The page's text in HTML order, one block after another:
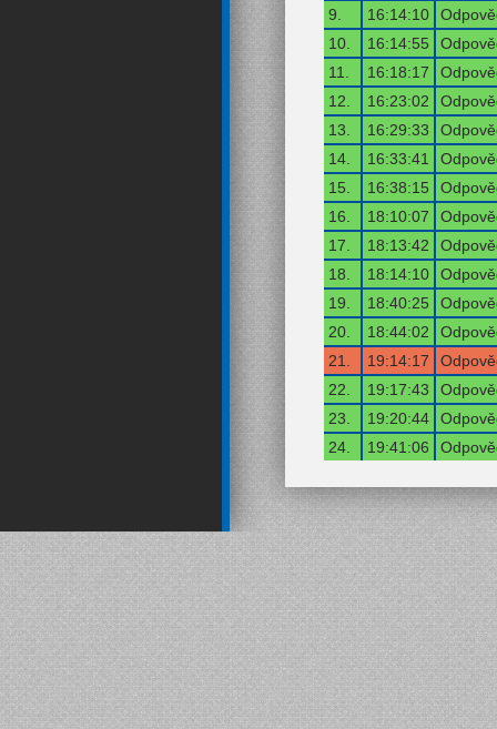
9.
16:14:10
10.
16:14:55
11.
16:18:17
12.
16:23:02
13.
16:29:33
14.
16:33:41
15.
16:38:15
16.
18:10:07
17.
18:13:42
18.
18:14:10
19.
18:40:25
20.
18:44:02
21.
19:14:17
22.
19:17:43
23.
19:20:44
24.
19:41:06